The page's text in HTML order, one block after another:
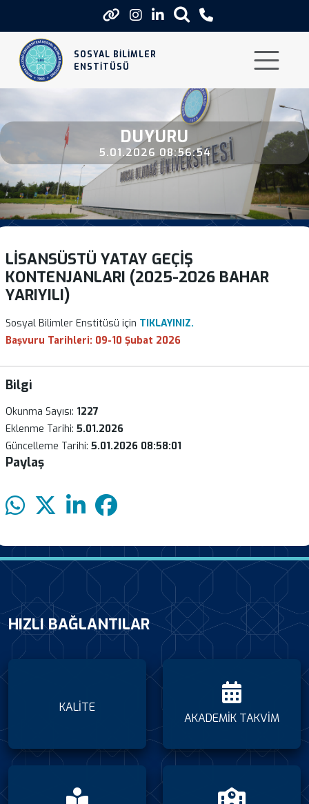
SOSYAL BİLİMLER
ENSTİTÜSÜ
Lisansustu Yatay Gecis
DUYURU
5.01.2026 08:56:54
LISANSÜSTÜ YATAY GEÇIŞ
KONTENJANLARI (2025-2026 BAHAR
YARIYILI)
Sosyal Bilimler Enstitüsü için TIKLAYINIZ.
Başvuru Tarihleri: 09-10 Şubat 2026
Bilgi
Okunma Sayısı: 1227
Eklenme Tarihi: 5.01.2026
Güncelleme Tarihi: 5.01.2026 08:58:01
Paylaş
HIZLI BAĞLANTILAR
KALİTE
AKADEMİK TAKVİM